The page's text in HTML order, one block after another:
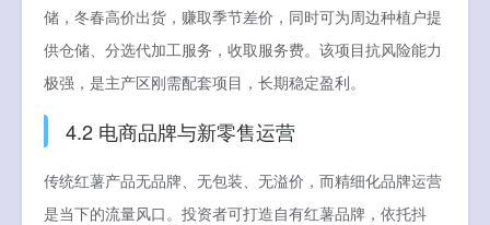
储，冬春高价出货，赚取季节差价，同时可为周边种植户提
供仓储、分选代加工服务，收取服务费。该项目抗风险能力
极强，是主产区刚需配套项目，长期稳定盈利。
4.2 电商品牌与新零售运营
传统红薯产品无品牌、无包装、无溢价，而精细化品牌运营
是当下的流量风口。投资者可打造自有红薯品牌，依托抖